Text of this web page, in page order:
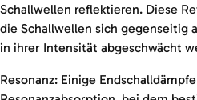
Schallwellen reflektieren. Diese
die Schallwellen sich gegenseitig
in ihrer Intensität abgeschwächt
Resonanz: Einige